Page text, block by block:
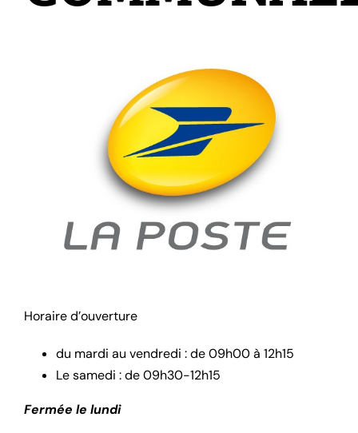
Horaire d’ouverture
du mardi au vendredi : de 09h00 à 12h15
Le samedi : de 09h30-12h15
Fermée le lundi